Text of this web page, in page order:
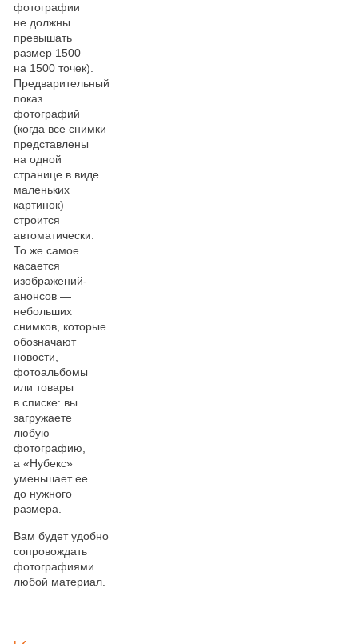
фотографии
не должны
превышать
размер 1500
на 1500 точек).
Предварительный
показ
фотографий
(когда все снимки
представлены
на одной
странице в виде
маленьких
картинок)
строится
автоматически.
То же самое
касается
изображений-
анонсов —
небольших
снимков, которые
обозначают
новости,
фотоальбомы
или товары
в списке: вы
загружаете
любую
фотографию,
а «Нубекс»
уменьшает ее
до нужного
размера.
Вам будет удобно
сопровождать
фотографиями
любой материал.